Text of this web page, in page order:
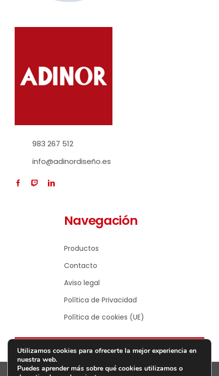
983 267 512
info@adinordiseño.es
Navegación
Productos
Contacto
Aviso legal
Política de Privacidad
Política de cookies (UE)
Utilizamos cookies para ofrecerte la mejor experiencia en
nuestra web.
Puedes aprender más sobre qué cookies utilizamos o